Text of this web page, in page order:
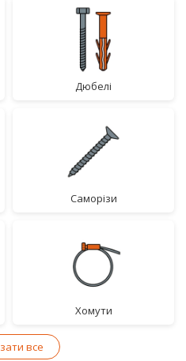
дюбелі
саморізи
хомути
все